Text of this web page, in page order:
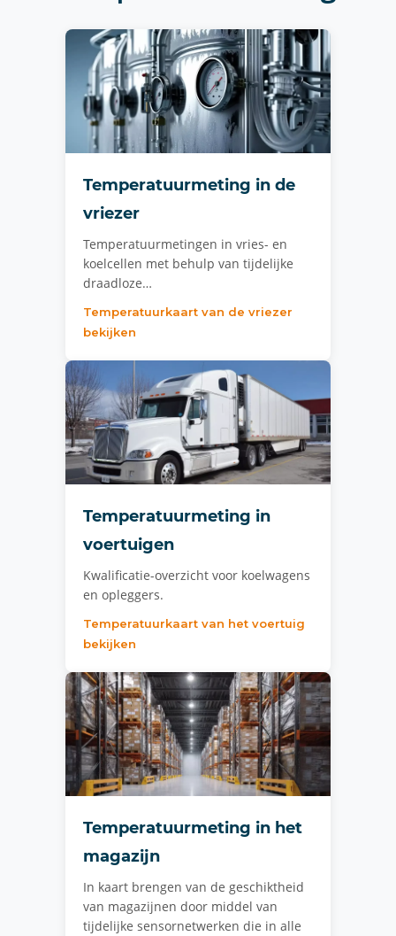
Temperatuurmeting in de
vriezer
Temperatuurmetingen in vries- en
koelcellen met behulp van tijdelijke
draadloze…
Temperatuurkaart van de vriezer
bekijken
Temperatuurmeting in
voertuigen
Kwalificatie-overzicht voor koelwagens
en opleggers.
Temperatuurkaart van het voertuig
bekijken
Temperatuurmeting in het
magazijn
In kaart brengen van de geschiktheid
van magazijnen door middel van
tijdelijke sensornetwerken die in alle